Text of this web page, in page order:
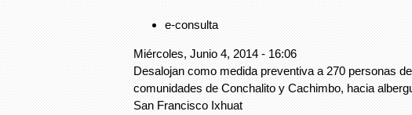
e-consulta
Miércoles, Junio 4, 2014 - 16:06
Desalojan como medida preventiva a 270 personas
comunidades de Conchalito y Cachimbo, hacia
San Francisco Ixhuat